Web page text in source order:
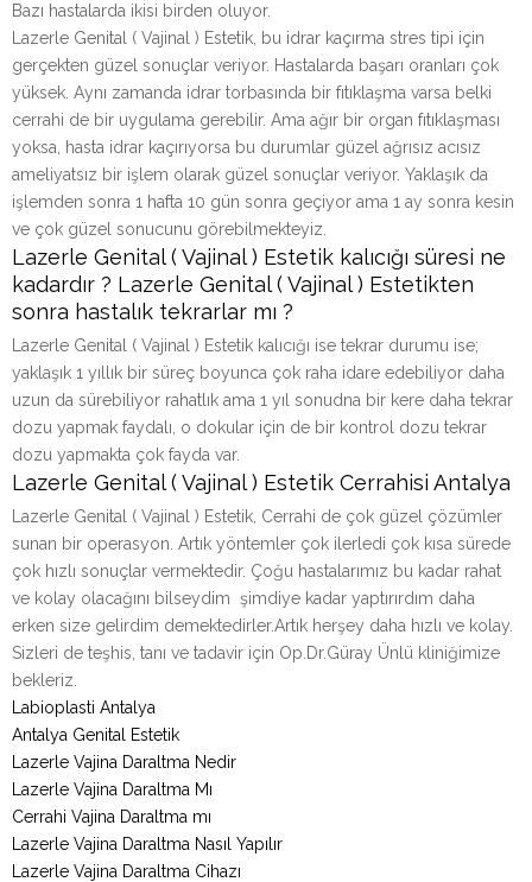
Bazı hastalarda ikisi birden oluyor.
Lazerle Genital ( Vajinal ) Estetik, bu idrar kaçırma stres tipi için
gerçekten güzel sonuçlar veriyor. Hastalarda başarı oranları çok
yüksek. Aynı zamanda idrar torbasında bir fıtıklaşma varsa belki
cerrahi de bir uygulama gerebilir. Ama ağır bir organ fıtıklaşması
yoksa, hasta idrar kaçırıyorsa bu durumlar güzel ağrısız acısız
ameliyatsız bir işlem olarak güzel sonuçlar veriyor. Yaklaşık da
işlemden sonra 1 hafta 10 gün sonra geçiyor ama 1 ay sonra kesin
ve çok güzel sonucunu görebilmekteyiz.
Lazerle Genital ( Vajinal ) Estetik kalıcığı süresi ne
kadardır ? Lazerle Genital ( Vajinal ) Estetikten
sonra hastalık tekrarlar mı ?
Lazerle Genital ( Vajinal ) Estetik kalıcığı ise tekrar durumu ise;
yaklaşık 1 yıllık bir süreç boyunca çok raha idare edebiliyor daha
uzun da sürebiliyor rahatlık ama 1 yıl sonudna bir kere daha tekrar
dozu yapmak faydalı, o dokular için de bir kontrol dozu tekrar
dozu yapmakta çok fayda var.
Lazerle Genital ( Vajinal ) Estetik Cerrahisi Antalya
Lazerle Genital ( Vajinal ) Estetik, Cerrahi de çok güzel çözümler
sunan bir operasyon. Artık yöntemler çok ilerledi çok kısa sürede
çok hızlı sonuçlar vermektedir. Çoğu hastalarımız bu kadar rahat
ve kolay olacağını bilseydim şimdiye kadar yaptırırdım daha
erken size gelirdim demektedirler.Artık herşey daha hızlı ve kolay.
Sizleri de teşhis, tanı ve tadavir için Op.Dr.Güray Ünlü kliniğimize
bekleriz.
Labioplasti Antalya
Antalya Genital Estetik
Lazerle Vajina Daraltma Nedir
Lazerle Vajina Daraltma Mı
Cerrahi Vajina Daraltma mı
Lazerle Vajina Daraltma Nasıl Yapılır
Lazerle Vajina Daraltma Cihazı